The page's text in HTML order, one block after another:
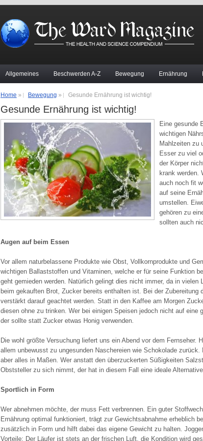
Allgemeines Beschwerden A-Z Bewegung Ernährung
Home » Bewegung » Gesunde Ernährung ist wichtig!
Gesunde Ernährung ist wichtig!
Eine gesunde
wichtigen
Mahlzeiten zu
Esser zu viel
der Körper
krank werden.
auch noch fit
auf seine
umstellen.
gehören zu
sollten auch
Augen auf beim Essen
Vor allem naturbelassene Produkte wie Obst, Vollkornprodukte und
wichtigen Ballaststoffen und Vitaminen, welche er für seine Funktion
geht gemieden werden. Natürlich gelingt dies nicht immer, da in vielen
beim gekauften Brot, Zucker bereits enthalten ist. Bei der Zubereitung
verstärkt darauf geachtet werden. Statt in den Kaffee am Morgen
diesen ohne zu trinken. Wer bei einigen Speisen jedoch nicht auf eine
der sollte statt Zucker etwas Honig verwenden.
Die wohl größte Versuchung liefert uns ein Abend vor dem Fernseher.
allem unbewusst zu ungesunden Naschereien wie Schokolade zurück.
aber alles in Maßen. Wer anstatt den überzuckerten Süßigkeiten
Obststeller zu sich nimmt, der hat in diesem Fall eine ideale
Sportlich in Form
Wer abnehmen möchte, der muss Fett verbrennen. Ein guter
Ernährung optimal funktioniert, trägt zur Gewichtsabnahme erheblich
zusätzlich in Form und hilft dabei das eigene Gewicht zu halten.
Vorteile: Der Läufer ist stets an der frischen Luft, die Kondition wird